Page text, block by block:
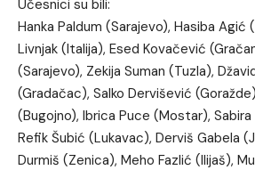
Učesnici su bili:
Hanka Paldum (Sarajevo), Hasiba Agić
Livnjak (Italija), Esed Kovačević
(Sarajevo), Zekija Suman (Tuzla),
(Gradačac), Salko Dervišević
(Bugojno), Ibrica Puce (Mostar), Sabira
Refik Šubić (Lukavac), Derviš Gabela
Durmiš (Zenica), Meho Fazlić (Ilijaš),